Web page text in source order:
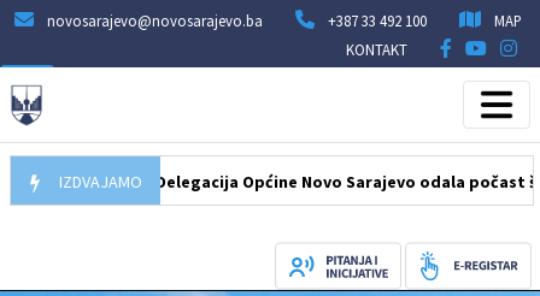
novosarajevo@novosarajevo.ba +387 33 492 100
MAP
KONTAKT
IZDVAJAMO
07.08.2026 Delegacija Općine Novo Sarajevo odala počast